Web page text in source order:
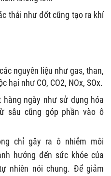
thải như đốt cũng tạo ra khí
nguyên liệu như gas, than,
hại như CO, CO2, NOx, SOx.
hàng ngày như sử dụng hóa
sâu cũng góp phần vào ô
chỉ gây ra ô nhiễm môi
hưởng đến sức khỏe của
nhiên nói chung. Để giảm